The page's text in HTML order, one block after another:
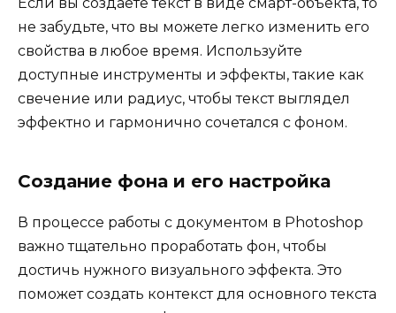
Если вы создаете текст в виде смарт-объекта, то
не забудьте, что вы можете легко изменить его
свойства в любое время. Используйте
доступные инструменты и эффекты, такие как
свечение или радиус, чтобы текст выглядел
эффектно и гармонично сочетался с фоном.
Создание фона и его настройка
В процессе работы с документом в Photoshop
важно тщательно проработать фон, чтобы
достичь нужного визуального эффекта. Это
поможет создать контекст для основного текста